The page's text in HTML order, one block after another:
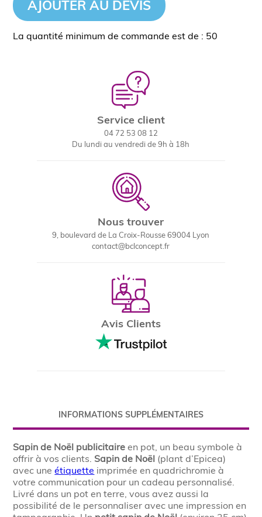
AJOUTER AU DEVIS
La quantité minimum de commande est de : 50
Service client
04 72 53 08 12
Du lundi au vendredi de 9h à 18h
Nous trouver
9, boulevard de La Croix-Rousse 69004 Lyon
contact@bclconcept.fr
Avis Clients
INFORMATIONS SUPPLÉMENTAIRES
Sapin de Noël publicitaire en pot, un beau symbole à
offrir à vos clients. Sapin de Noël (plant d’Epicea)
avec uneétiquette imprimée en quadrichromie à
votre communication pour un cadeau personnalisé.
Livré dans un pot en terre, vous avez aussi la
possibilité de le personnaliser avec une impression en